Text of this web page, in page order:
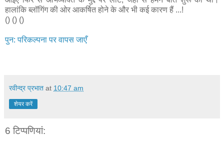
हालांकि ब्लॉगिंग की ओर आकर्षित होने के और भी कई कारण हैं ...!
() () ()
पुन: परिकल्पना पर वापस जाएँ
रवीन्द्र प्रभात at 10:47 am
शेयर करें
6 टिप्‍पणियां: